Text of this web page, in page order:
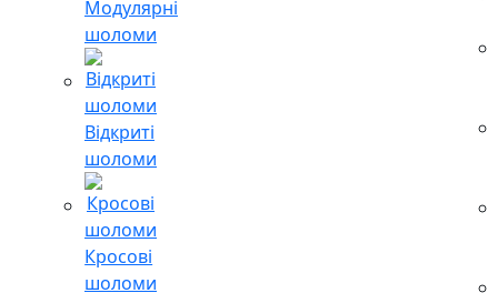
Модулярні
шоломи
Відкриті
шоломи
Кросові
шоломи